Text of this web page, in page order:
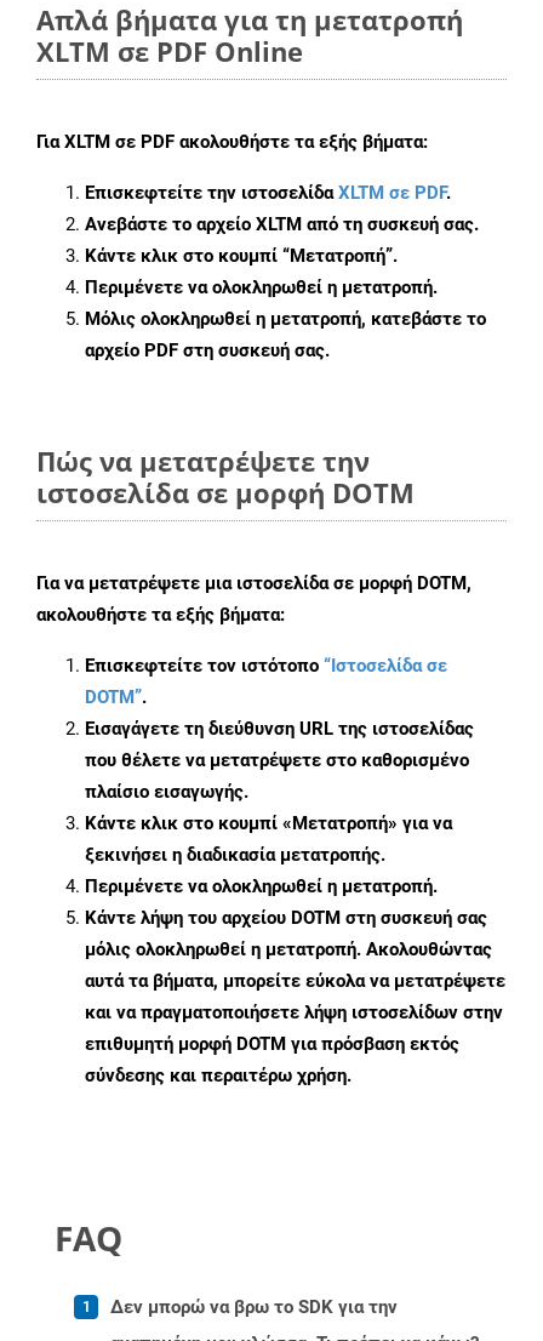
Απλά βήματα για τη μετατροπή
XLTM σε PDF Online
ΓιαXLTM σε PDF ακολουθήστε τα εξής βήματα:
Επισκεφτείτε την ιστοσελίδαXLTM σε PDF.
Ανεβάστε το αρχείο XLTM από τη συσκευή σας.
Κάντε κλικ στο κουμπί “Μετατροπή”.
Περιμένετε να ολοκληρωθεί η μετατροπή.
Μόλις ολοκληρωθεί η μετατροπή, κατεβάστε το
αρχείο PDF στη συσκευή σας.
Πώς να μετατρέψετε την
ιστοσελίδα σε μορφή DOTM
Για να μετατρέψετε μια ιστοσελίδα σε μορφή DOTM,
ακολουθήστε τα εξής βήματα:
Επισκεφτείτε τον ιστότοπο “Ιστοσελίδα σε
DOTM”.
Εισαγάγετε τη διεύθυνση URL της ιστοσελίδας
που θέλετε να μετατρέψετε στο καθορισμένο
πλαίσιο εισαγωγής.
Κάντε κλικ στο κουμπί «Μετατροπή» για να
ξεκινήσει η διαδικασία μετατροπής.
Περιμένετε να ολοκληρωθεί η μετατροπή.
Κάντε λήψη του αρχείου DOTM στη συσκευή σας
μόλις ολοκληρωθεί η μετατροπή. Ακολουθώντας
αυτά τα βήματα, μπορείτε εύκολα να μετατρέψετε
και να πραγματοποιήσετε λήψη ιστοσελίδων στην
επιθυμητή μορφή DOTM για πρόσβαση εκτός
σύνδεσης και περαιτέρω χρήση.
FAQ
Δεν μπορώ να βρω το SDK για την